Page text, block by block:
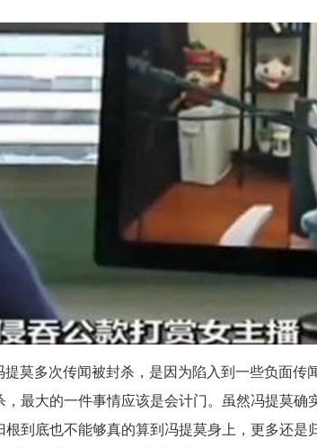
提莫多次传闻被封杀，是因为陷入到一些负面传
，最大的一件事情应该是会计门。虽然冯提莫确
根到底也不能够真的算到冯提莫身上，更多还是